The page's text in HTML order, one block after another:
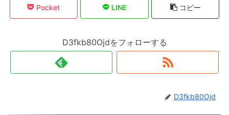
Pocket LINE コピー
D3fkb80Ojdをフォローする
D3fkb80Ojd